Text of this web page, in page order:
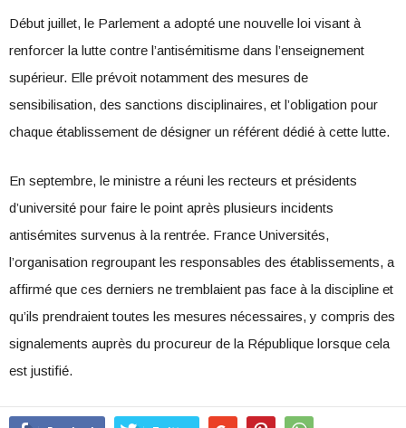
Début juillet, le Parlement a adopté une nouvelle loi visant à
renforcer la lutte contre l’antisémitisme dans l’enseignement
supérieur. Elle prévoit notamment des mesures de
sensibilisation, des sanctions disciplinaires, et l’obligation pour
chaque établissement de désigner un référent dédié à cette lutte.
En septembre, le ministre a réuni les recteurs et présidents
d’université pour faire le point après plusieurs incidents
antisémites survenus à la rentrée. France Universités,
l’organisation regroupant les responsables des établissements, a
affirmé que ces derniers ne tremblaient pas face à la discipline et
qu’ils prendraient toutes les mesures nécessaires, y compris des
signalements auprès du procureur de la République lorsque cela
est justifié.